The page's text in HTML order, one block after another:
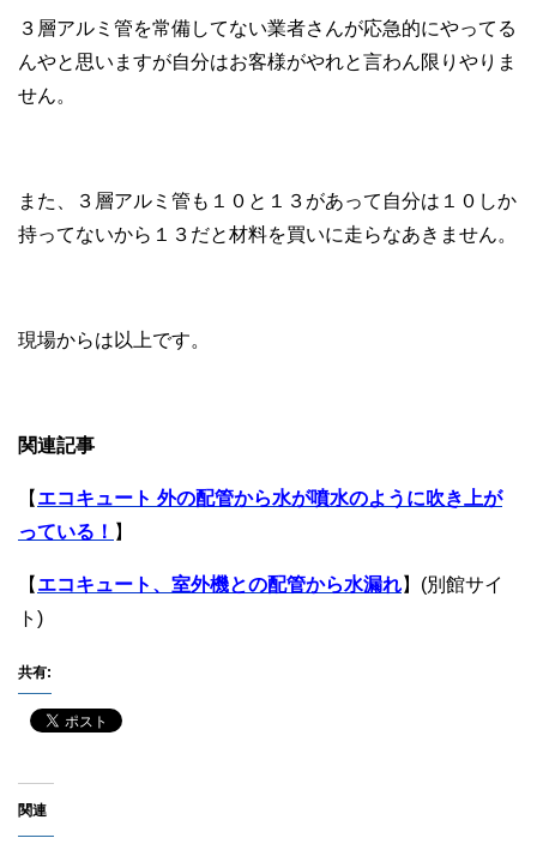
３層アルミ管を常備してない業者さんが応急的にやってる
んやと思いますが自分はお客様がやれと言わん限りやりま
せん。
また、３層アルミ管も１０と１３があって自分は１０しか
持ってないから１３だと材料を買いに走らなあきません。
現場からは以上です。
関連記事
【 エコキュート 外の配管から水が噴水のように吹き上が
っている！ 】
【 エコキュート、室外機との配管から水漏れ】(別館サイ
ト)
共有:
関連